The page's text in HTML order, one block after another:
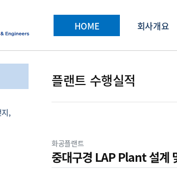
HOME 회사개요
,
플랜트 수행실적
화공플랜트
중대구경 LAP Plant 설계